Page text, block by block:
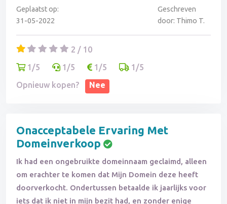
Geplaatst op:
31-05-2022
Geschreven
door: Thimo T.
2 / 10
1/5
1/5 1/5
1/5
Opnieuw kopen?
Nee
Onacceptabele Ervaring Met
Domeinverkoop
Ik had een ongebruikte domeinnaam geclaimd, alleen
om erachter te komen dat Mijn Domein deze heeft
doorverkocht. Ondertussen betaalde ik jaarlijks voor
iets dat ik niet in mijn bezit had, en zonder enige